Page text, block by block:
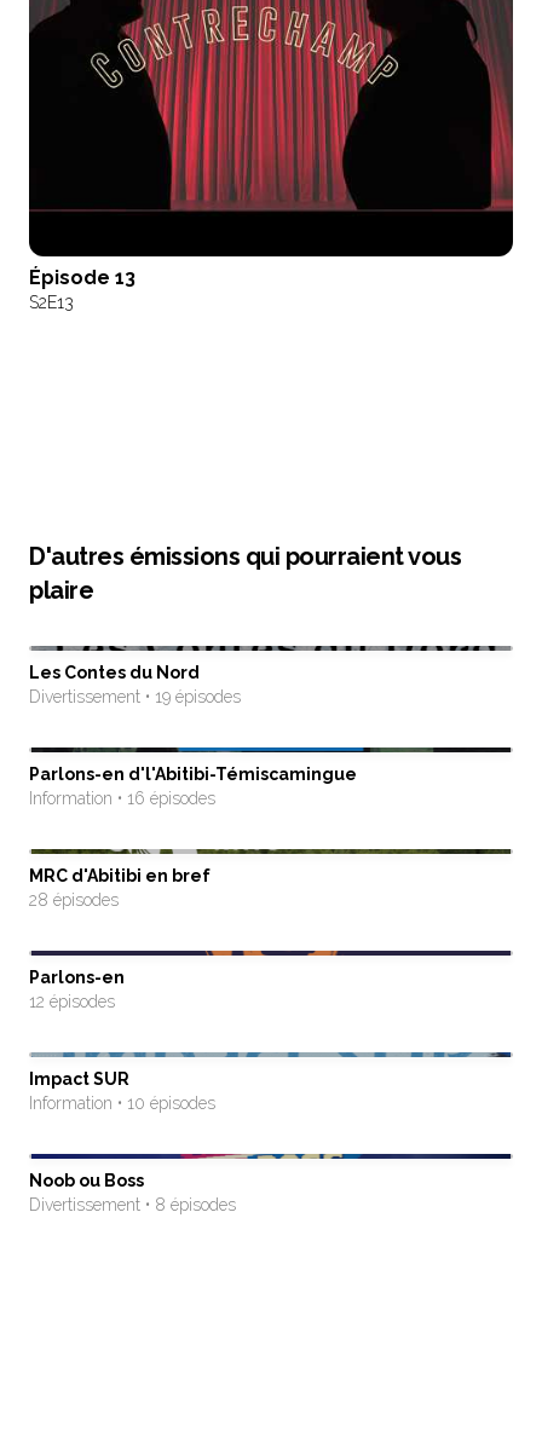
Épisode 13
S2E13
D'autres émissions qui pourraient vous
plaire
Les Contes du Nord
Divertissement • 19 épisodes
Parlons-en d'l'Abitibi-Témiscamingue
Information • 16 épisodes
MRC d'Abitibi en bref
28 épisodes
Parlons-en
12 épisodes
Impact SUR
Information • 10 épisodes
Noob ou Boss
Divertissement • 8 épisodes